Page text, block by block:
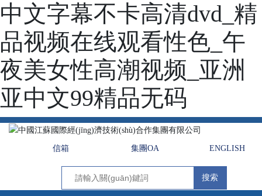
中文字幕不卡高清dvd_精
品视频在线观看性色_午
夜美女性高潮视频_亚洲
亚中文99精品无码
信箱 集團OA ENGLISH
搜索